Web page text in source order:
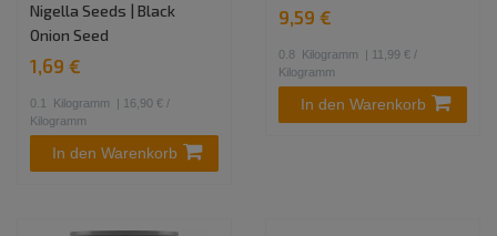
Nigella Seeds | Black
Onion Seed
1,69 €
0.1 Kilogramm
| 16,90 € /
Kilogramm
In den Warenkorb
9,59 €
0.8 Kilogramm
| 11,99 € /
Kilogramm
In den Warenkorb